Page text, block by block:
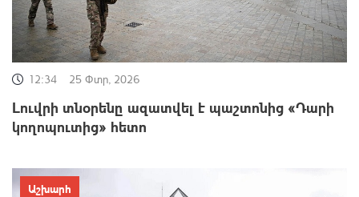
12:34 25 Փտր, 2026
Լուվրի տնօրենը ազատվել է պաշտոնից «Դարի
կողոպուտից» հետո
Աշխարհ